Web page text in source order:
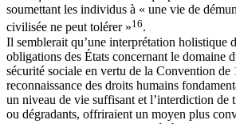
soumettant les individus à « une vie de
civilisée ne peut tolérer »16.
Il semblerait qu’une interprétation holistique
obligations des États concernant le domaine
sécurité sociale en vertu de la Convention de
reconnaissance des droits humains
un niveau de vie suffisant et l’interdiction de
ou dégradants, offriraient un moyen plus